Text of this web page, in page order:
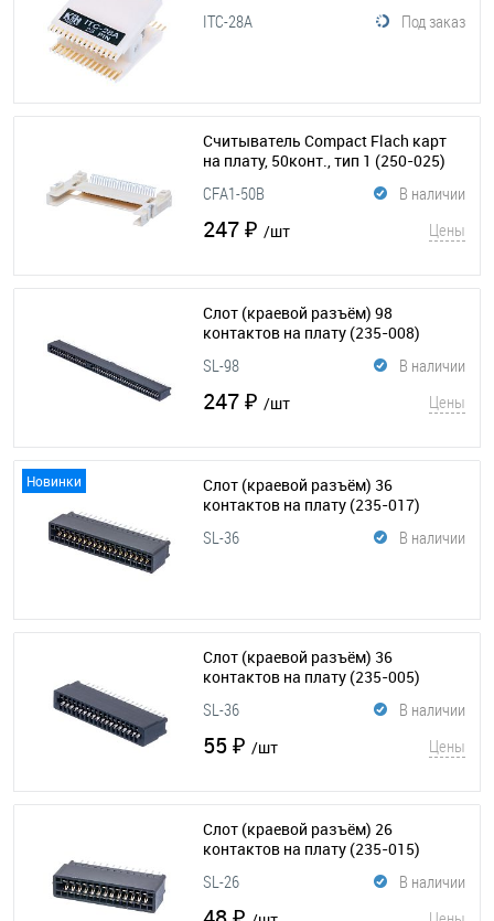
Под заказ
ITC-28A
Считыватель Compact Flach карт
на плату, 50конт., тип 1 (250-025)
В наличии
CFA1-50B
247 ₽ /шт Цены
Слот (краевой разъём) 98
контактов на плату (235-008)
В наличии
SL-98
247 ₽ /шт Цены
Новинки
Слот (краевой разъём) 36
контактов на плату (235-017)
В наличии
SL-36
Слот (краевой разъём) 36
контактов на плату (235-005)
В наличии
SL-36
55 ₽ /шт Цены
Слот (краевой разъём) 26
контактов на плату (235-015)
В наличии
SL-26